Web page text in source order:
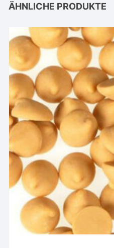
ÄHNLICHE PRODUKTE